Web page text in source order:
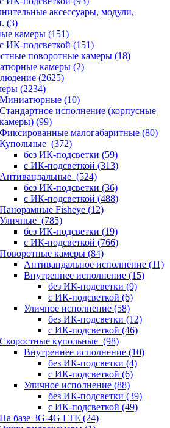
аксессуары, модули,
(3)
камеры (151)
с ИК-подсветкой (151)
поворотные камеры (18)
камеры (2)
(2625)
(2234)
Миниатюрные (10)
Стандартное исполнение (корпусные
камеры) (99)
Фиксированные малогабаритные (80)
Купольные (372)
без ИК-подсветки (59)
с ИК-подсветкой (313)
Антивандальные (524)
без ИК-подсветки (36)
с ИК-подсветкой (488)
Панорамные Fisheye (12)
Уличные (785)
без ИК-подсветки (19)
с ИК-подсветкой (766)
Поворотные камеры (84)
Антивандальное исполнение (11)
Внутреннее исполнение (15)
без ИК-подсветки (9)
с ИК-подсветкой (6)
Уличное исполнение (58)
без ИК-подсветки (12)
с ИК-подсветкой (46)
Скоростные купольные (98)
Внутреннее исполнение (10)
без ИК-подсветки (4)
с ИК-подсветкой (6)
Уличное исполнение (88)
без ИК-подсветки (39)
с ИК-подсветкой (49)
На базе 3G-4G LTE (24)